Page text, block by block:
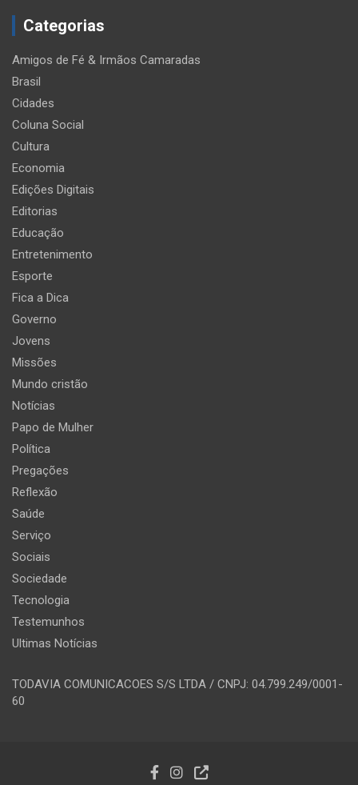
Categorias
Amigos de Fé & Irmãos Camaradas
Brasil
Cidades
Coluna Social
Cultura
Economia
Edições Digitais
Editorias
Educação
Entretenimento
Esporte
Fica a Dica
Governo
Jovens
Missões
Mundo cristão
Notícias
Papo de Mulher
Política
Pregações
Reflexão
Saúde
Serviço
Sociais
Sociedade
Tecnologia
Testemunhos
Ultimas Notícias
TODAVIA COMUNICACOES S/S LTDA / CNPJ: 04.799.249/0001-
60